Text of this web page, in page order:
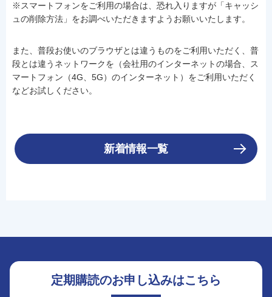
※スマートフォンをご利用の場合は、恐れ入りますが「キャッシ
ュの削除方法」をお調べいただきますようお願いいたします。
また、普段お使いのブラウザとは違うものをご利用いただく、普
段とは違うネットワークを（会社用のインターネットの場合、ス
マートフォン（4G、5G）のインターネット）をご利用いただく
などお試しください。
新着情報一覧
定期購読のお申し込みはこちら